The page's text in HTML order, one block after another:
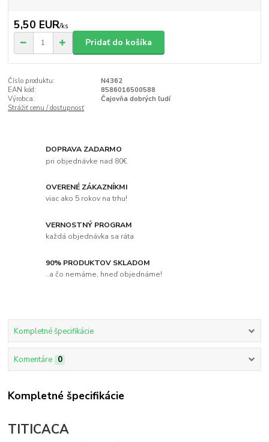
5,50 EUR/ks
Pridať do košíka
Číslo produktu:
N4362
EAN kód:
8586016500588
Výrobca:
Čajovňa dobrých ľudí
Strážiť cenu / dostupnosť
DOPRAVA ZADARMO
pri objednávke nad 80€
OVERENÉ ZÁKAZNÍKMI
viac ako 5 rokov na trhu!
VERNOSTNÝ PROGRAM
každá objednávka sa ráta
90% PRODUKTOV SKLADOM
..a čo nemáme, hneď objednáme!
Kompletné špecifikácie
Komentáre 0
Kompletné špecifikácie
TITICACA